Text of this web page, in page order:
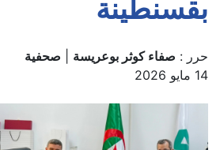
بقسنطينة
حرر : صفاء كوثر بوعريسة
صحفية
14 مايو 2026